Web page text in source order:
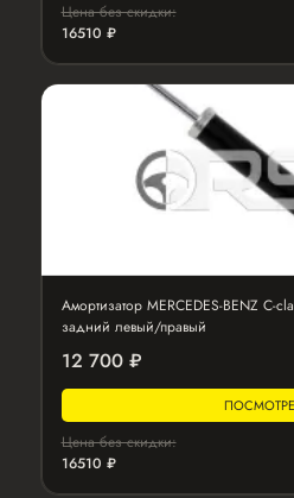
Цена без скидки:
16510 ₽
Амортизатор MERCEDES-BENZ C-
задний левый/правый
12 700 ₽
Цена без скидки:
16510 ₽